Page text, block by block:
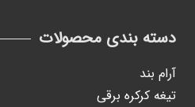
دسته بندی محصولات
آرام بند
تیغه کرکره برقی